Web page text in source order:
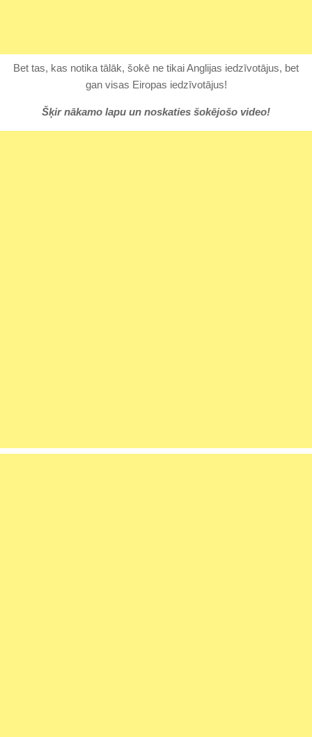
Bet tas, kas notika tālāk, šokē ne tikai Anglijas iedzīvotājus, bet
gan visas Eiropas iedzīvotājus!
Šķir nākamo lapu un noskaties šokējošo video!